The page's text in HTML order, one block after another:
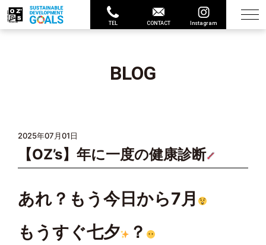
TEL CONTACT Instagram
BLOG
2025年07月01日
【OZ’s】年に一度の健康診断
あれ？もう今日から7月
もうすぐ七夕
？